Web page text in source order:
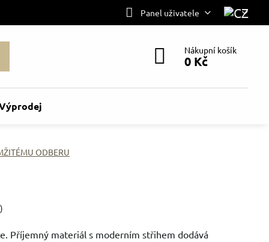
Panel uživatele
Nákupní košík
0 Kč
ODBERU
Příjemný materiál s moderním střihem dodává